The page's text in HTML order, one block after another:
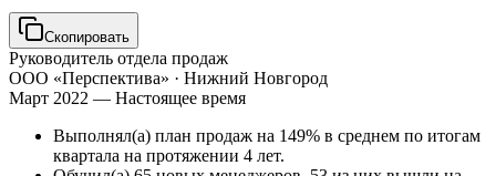
Скопировать
Руководитель отдела продаж
ООО «Перспектива» · Нижний Новгород
Март 2022 — Настоящее время
Выполнял(а) план продаж на 149% в среднем по итогам
квартала на протяжении 4 лет.